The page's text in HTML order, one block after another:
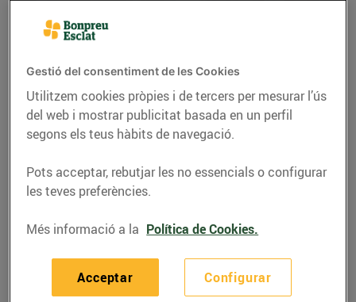
Les Santes ja arriben a Mataró
21/de juliol/2016
La festa major de la capital del Maresme ja
gairebé és aquí! Saps com la celebren?
Gestió del consentiment de les Cookies
Utilitzem cookies pròpies i de tercers per mesurar l’ús
del web i mostrar publicitat basada en un perfil
segons els teus hàbits de navegació.
Pots acceptar, rebutjar les no essencials o configurar
les teves preferències.
Més informació a la Política de Cookies.
Configurar
Acceptar